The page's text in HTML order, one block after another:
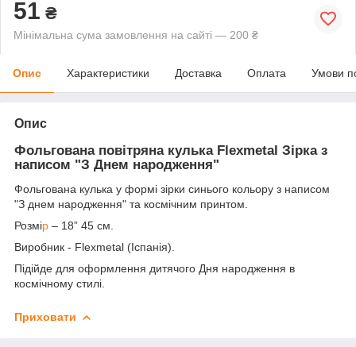
51 ₴
Мінімальна сума замовлення на сайті — 200 ₴
Опис Характеристики Доставка Оплата Умови
Опис
Фольгована повітряна кулька Flexmetal Зірка з
написом "З Днем народження"
Фольгована кулька у формі зірки синього кольору з написом
"З днем народження" та космічним принтом.
Розмір – 18” 45 см.
Виробник - Flexmetal (Іспанія).
Підійде для оформлення дитячого Дня народження в
космічному стилі.
Приховати